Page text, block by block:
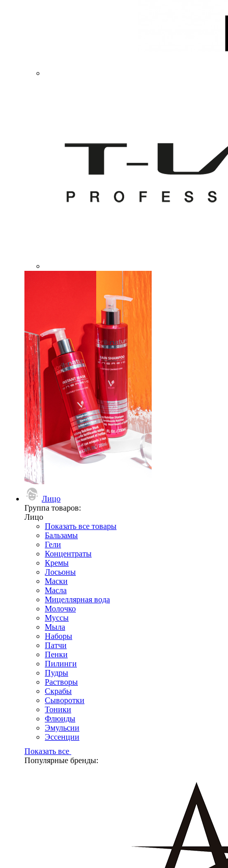
Лицо
Группа товаров:
Лицо
Показать все товары
Бальзамы
Гели
Концентраты
Кремы
Лосьоны
Маски
Масла
Мицеллярная вода
Молочко
Муссы
Мыла
Наборы
Патчи
Пенки
Пилинги
Пудры
Растворы
Скрабы
Сыворотки
Тоники
Флюиды
Эмульсии
Эссенции
Показать все
Популярные бренды: